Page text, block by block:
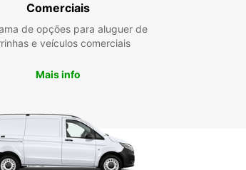
híbridos, manuais ou
uma experiência ajustada ao
sustentabilidade. As nossas
incluem o centro da
estação de comboios,
e fáceis online, com
a curto, médio ou longo
alugueres só de
que terminam numa
Comerciais
de opções para aluguer de
e veículos comerciais
Mais info